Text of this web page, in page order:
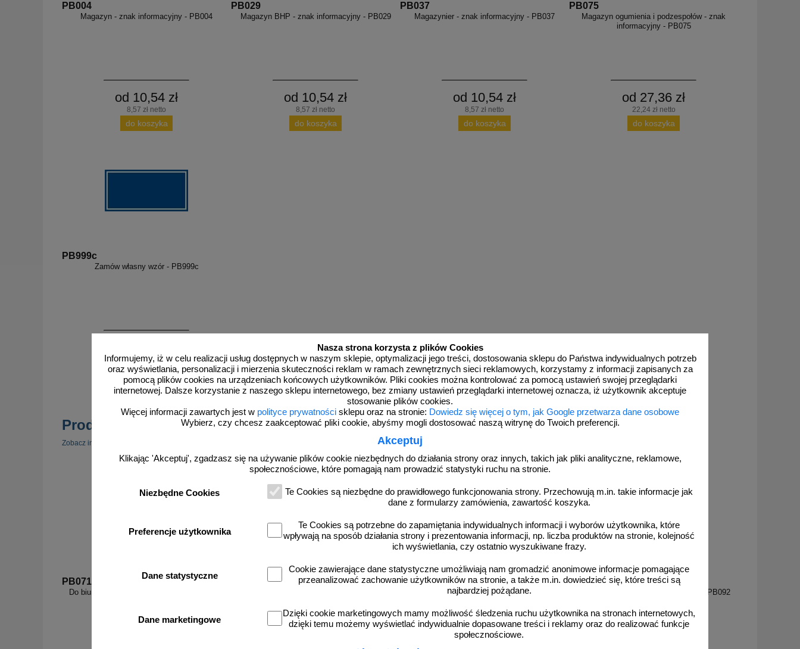
Nasza strona korzysta z plików Cookies
Informujemy, iż w celu realizacji usług dostępnych w naszym sklepie, optymalizacji jego treści, dostosowania sklepu do Państwa indywidualnych potrzeb
oraz wyświetlania, personalizacji i mierzenia skuteczności reklam w ramach zewnętrznych sieci reklamowych, korzystamy z informacji zapisanych za
pomocą plików cookies na urządzeniach końcowych użytkowników. Pliki cookies można kontrolować za pomocą ustawień swojej przeglądarki
internetowej. Dalsze korzystanie z naszego sklepu internetowego, bez zmiany ustawień przeglądarki internetowej oznacza, iż użytkownik akceptuje
stosowanie plików cookies.
Więcej informacji zawartych jest w polityce prywatności sklepu oraz na stronie: Dowiedz się więcej o tym, jak Google przetwarza dane osobowe
Wybierz, czy chcesz zaakceptować pliki cookie, abyśmy mogli dostosować naszą witrynę do Twoich preferencji.
Akceptuj
Klikając 'Akceptuj', zgadzasz się na używanie plików cookie niezbędnych do działania strony oraz innych, takich jak pliki analityczne, reklamowe,
społecznościowe, które pomagają nam prowadzić statystyki ruchu na stronie.
Niezbędne Cookies
Te Cookies są niezbędne do prawidłowego funkcjonowania strony. Przechowują m.in. takie informacje jak
dane z formularzy zamówienia, zawartość koszyka.
Preferencje użytkownika
Te Cookies są potrzebne do zapamiętania indywidualnych informacji i wyborów użytkownika, które
wpływają na sposób działania strony i prezentowania informacji, np. liczba produktów na stronie, kolejność
ich wyświetlania, czy ostatnio wyszukiwane frazy.
Dane statystyczne
Cookie zawierające dane statystyczne umożliwiają nam gromadzić anonimowe informacje pomagające
przeanalizować zachowanie użytkowników na stronie, a także m.in. dowiedzieć się, które treści są
najbardziej pożądane.
Dane marketingowe
Dzięki cookie marketingowych mamy możliwość śledzenia ruchu użytkownika na stronach internetowych,
dzięki temu możemy wyświetlać indywidualnie dopasowane treści i reklamy oraz do realizować funkcje
społecznościowe.
PB004
Magazyn - znak informacyjny - PB004
od 10,54 zł
8,57 zł netto
do koszyka
PB029
Magazyn BHP - znak informacyjny - PB029
od 10,54 zł
8,57 zł netto
do koszyka
PB037
Magazynier - znak informacyjny - PB037
od 10,54 zł
8,57 zł netto
do koszyka
PB075
Magazyn ogumienia i podzespołów - znak
informacyjny - PB075
od 27,36 zł
22,24 zł netto
do koszyka
PB999c
Zamów własny wzór - PB999c
zobacz
Produkty popularne
Zobacz inne popularne produkty w tej kategorii.
PB071
Do biura w lewo - znak informacyjny - PB071
PB089
Teren prywatny wstęp wzbroniony - znak
PB092
Teren prywatny - znak informacyjny - PB092